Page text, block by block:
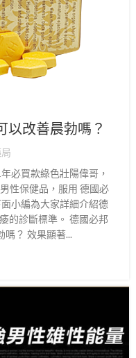
以改善晨勃嗎？
必買款綠色壯陽偉哥，
性保健品，服用 德國必
小編為大家詳細介紹德
的診斷標準。 德國必邦
嗎？ 效果顯著...